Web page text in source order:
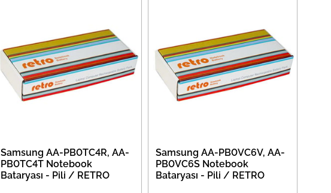
Samsung AA-PB0TC4R, AA-
PB0TC4T Notebook
Bataryası - Pili / RETRO
Samsung AA-PB0VC6V, AA-
PB0VC6S Notebook
Bataryası - Pili / RETRO